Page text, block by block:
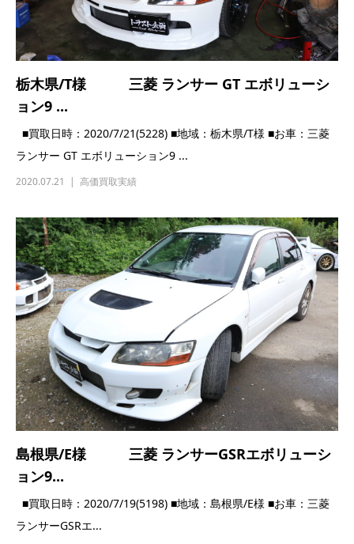
2020.07.21 高価買取実績
島根県/E様 三菱 ランサーGSRエボリューシ
ョン9...
■買取日時：2020/7/19(5198) ■地域：島根県/E様 ■お車：三菱
ランサーGSRエ...
2020.07.19 高価買取実績